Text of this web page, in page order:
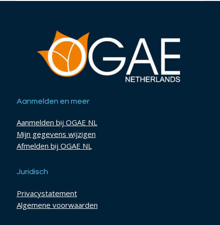
Aanmelden en meer
Aanmelden bij OGAE NL
Mijn gegevens wijzigen
Afmelden bij OGAE NL
Juridisch
Privacystatement
Algemene voorwaarden